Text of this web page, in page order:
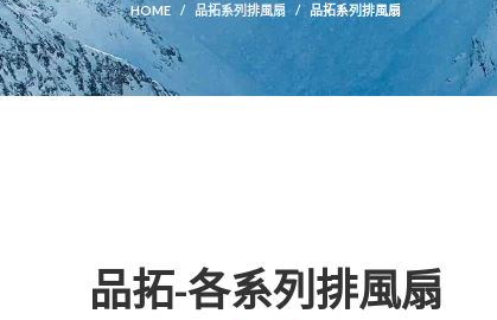
HOME 品拓系列排風扇 品拓系列排風扇
品拓-各系列排風扇